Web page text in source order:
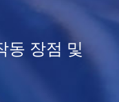
동 장점 및